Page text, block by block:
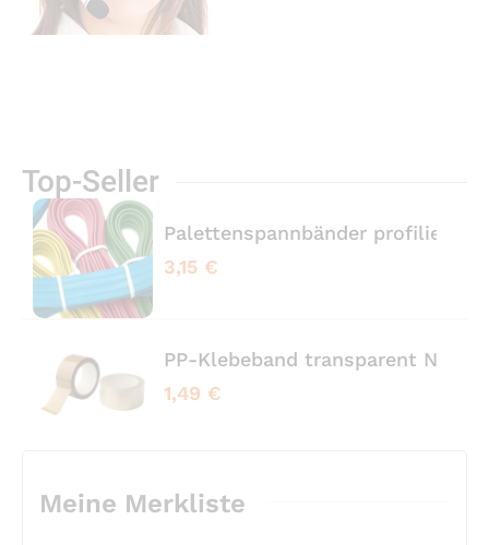
Top-Seller
Palettenspannbänder profiliert
3,15 €
PP-Klebeband transparent No
1,49 €
Meine Merkliste